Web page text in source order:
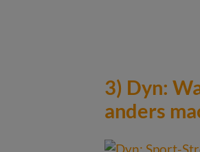
3) Dyn:
anders